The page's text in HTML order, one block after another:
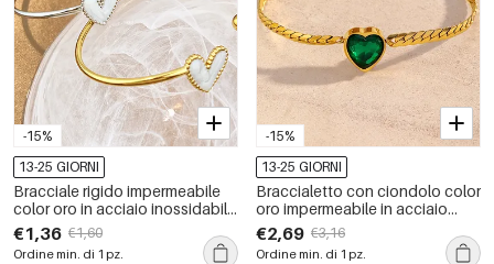
-15%
13-25 GIORNI
Bracciale rigido impermeabile
color oro in acciaio inossidabile
a forma di cuore, 1 pezzo
€1,36 €1,60
Ordine min. di 1 pz.
-15%
13-25 GIORNI
Braccialetto con ciondolo color
oro impermeabile in acciaio
inossidabile a forma di cuore, 1
pezzo
€2,69 €3,16
Ordine min. di 1 pz.